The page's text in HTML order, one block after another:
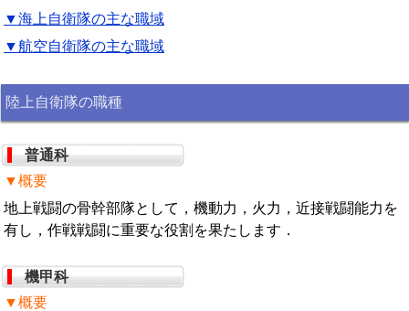
▼海上自衛隊の主な職域
▼航空自衛隊の主な職域
陸上自衛隊の職種
普通科
▼概要
地上戦闘の骨幹部隊として，機動力，火力，近接戦闘能力を
有し，作戦戦闘に重要な役割を果たします．
機甲科
▼概要